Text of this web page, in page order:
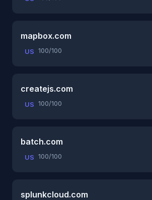
mapbox.com
US 100/100
createjs.com
US 100/100
batch.com
US 100/100
splunkcloud.com